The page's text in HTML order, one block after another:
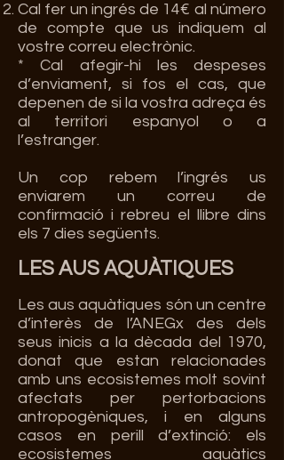
Cal fer un ingrés de 14€ al número
de compte que us indiquem al
vostre correu electrònic.
* Cal afegir-hi les despeses
d’enviament, si fos el cas, que
depenen de si la vostra adreça és
al territori espanyol o a
l’estranger.
Un cop rebem l’ingrés us
enviarem un correu de
confirmació i rebreu el llibre dins
els 7 dies següents.
LES AUS AQUÀTIQUES
Les aus aquàtiques són un centre
d’interès de l’ANEGx des dels
seus inicis a la dècada del 1970,
donat que estan relacionades
amb uns ecosistemes molt sovint
afectats per pertorbacions
antropogèniques, i en alguns
casos en perill d’extinció: els
ecosistemes aquàtics